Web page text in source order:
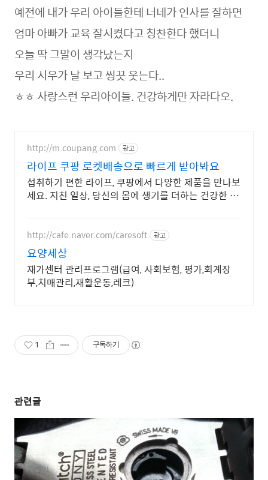
예전에 내가 우리 아이들한테 너네가 인사를 잘하면
엄마 아빠가 교육 잘시켰다고 칭찬한다 했더니
오늘 딱 그말이 생각났는지
우리 시우가 날 보고 씽끗 웃는다..
ㅎㅎ 사랑스런 우리아이들. 건강하게만 자라다오.
http://m.coupang.com 광고
라이프 쿠팡 로켓배송으로 빠르게 받아봐요
섭취하기 편한 라이프, 쿠팡에서 다양한 제품을 만나보
세요. 지친 일상, 당신의 몸에 생기를 더하는 건강한 선
http://cafe.naver.com/caresoft 광고
요양세상
재가센터 관리프로그램(급여, 사회보험, 평가,회계장
부,치매관리,재활운동,레크)
1 구독하기
관련글